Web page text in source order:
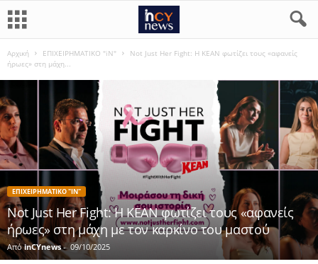
Αρχική ΕΠΙΧΕΙΡΗΜΑΤΙΚΟ "iN"
Not Just Her Fight: Η KEAN φωτίζει τους «αφανείς
ήρωες» στη μάχη...
ΕΠΙΧΕΙΡΗΜΑΤΙΚΟ "IN"
Not Just Her Fight: Η KEAN φωτίζει τους «αφανείς
ήρωες» στη μάχη με τον καρκίνο του μαστού
Από inCYnews- 09/10/2025